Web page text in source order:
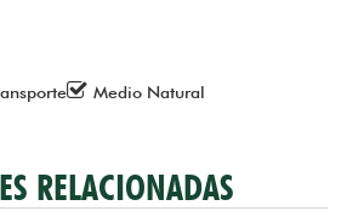
Medio Natural
RELACIONADAS